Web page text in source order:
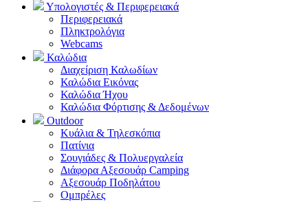
Υπολογιστές & Περιφερειακά
Περιφερειακά
Πληκτρολόγια
Webcams
Καλώδια
Διαχείριση Καλωδίων
Καλώδια Εικόνας
Καλώδια Ήχου
Καλώδια Φόρτισης & Δεδομένων
Outdoor
Κυάλια & Τηλεσκόπια
Πατίνια
Σουγιάδες & Πολυεργαλεία
Διάφορα Αξεσουάρ Camping
Αξεσουάρ Ποδηλάτου
Ομπρέλες